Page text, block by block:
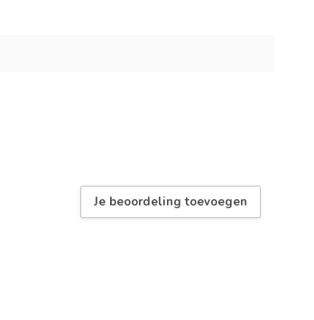
Je beoordeling toevoegen